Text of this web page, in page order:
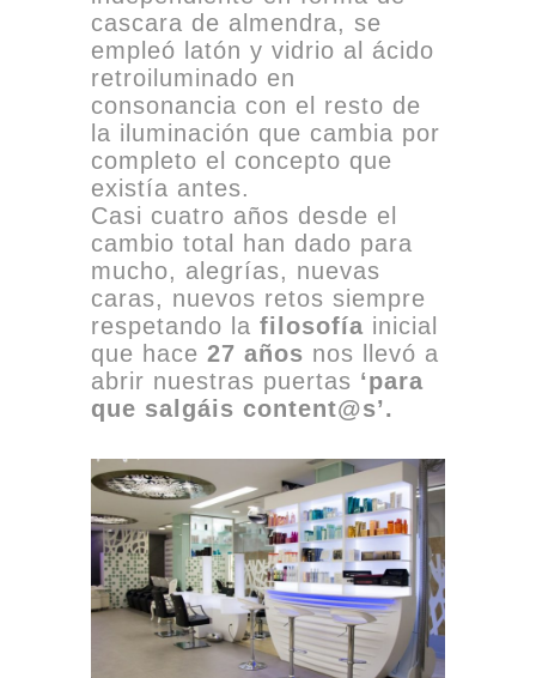
cascara de almendra, se
empleó latón y vidrio al ácido
retroiluminado en
consonancia con el resto de
la iluminación que cambia por
completo el concepto que
existía antes.
Casi cuatro años desde el
cambio total han dado para
mucho, alegrías, nuevas
caras, nuevos retos siempre
respetando la filosofía inicial
que hace 27 años nos llevó a
abrir nuestras puertas ‘para
que salgáis content@s’.